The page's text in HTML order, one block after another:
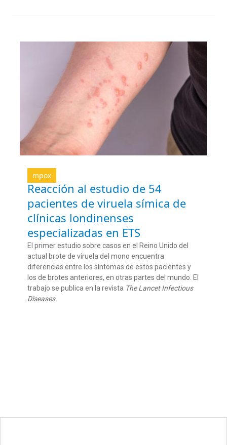
mpox
Reacción al estudio de 54
pacientes de viruela símica de
clínicas londinenses
especializadas en ETS
El primer estudio sobre casos en el Reino Unido del
actual brote de viruela del mono encuentra
diferencias entre los síntomas de estos pacientes y
los de brotes anteriores, en otras partes del mundo. El
trabajo se publica en la revista The Lancet Infectious
Diseases.